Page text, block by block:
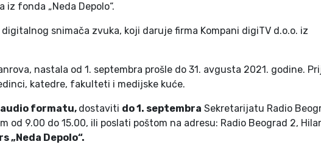
fonda „Neda Depolo“.
snimača zvuka, koji daruje firma Kompani digiTV d.o.o. iz
nastala od 1. septembra prošle do 31. avgusta 2021. godine.
katedre, fakulteti i medijske kuće.
audio formatu, dostaviti do 1. septembra Sekretarijatu Radio
od 9.00 do 15.00, ili poslati poštom na adresu: Radio Beograd 2,
„Neda Depolo“.